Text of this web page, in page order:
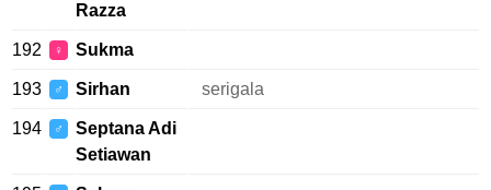
Razza
192 ♀ Sukma
193 ♂ Sirhan serigala
194 ♂
Septana Adi
Setiawan